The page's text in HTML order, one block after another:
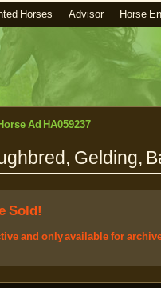
Horses Advisor Horse
Ad HA059237
Gelding,
Sold!
and only available for